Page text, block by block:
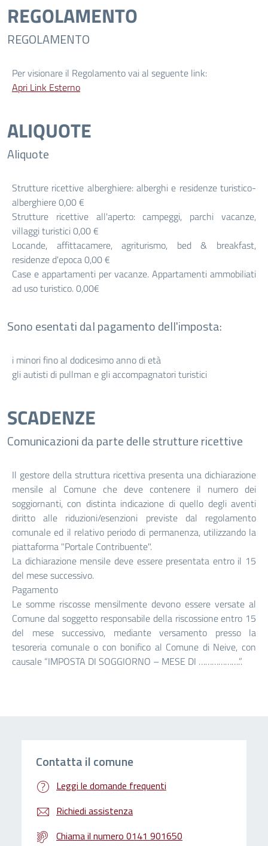
REGOLAMENTO
REGOLAMENTO
Per visionare il Regolamento vai al seguente link:
Apri Link Esterno
ALIQUOTE
Aliquote
Strutture ricettive alberghiere: alberghi e residenze turistico-
alberghiere 0,00 €
Strutture ricettive all'aperto: campeggi, parchi vacanze,
villaggi turistici 0,00 €
Locande, affittacamere, agriturismo, bed & breakfast,
residenze d'epoca 0,00 €
Case e appartamenti per vacanze. Appartamenti ammobiliati
ad uso turistico. 0,00€
Sono esentati dal pagamento dell'imposta:
i minori fino al dodicesimo anno di età
gli autisti di pullman e gli accompagnatori turistici
SCADENZE
Comunicazioni da parte delle strutture ricettive
Il gestore della struttura ricettiva presenta una dichiarazione
mensile al Comune che deve contenere il numero dei
soggiornanti, con distinta indicazione di quello degli aventi
diritto alle riduzioni/esenzioni previste dal regolamento
comunale ed il relativo periodo di permanenza, utilizzando la
piattaforma "Portale Contribuente".
La dichiarazione mensile deve essere presentata entro il 15
del mese successivo.
Pagamento
Le somme riscosse mensilmente devono essere versate al
Comune dal soggetto responsabile della riscossione entro 15
del mese successivo, mediante versamento presso la
tesoreria comunale o con bonifico al Comune di Neive, con
causale “IMPOSTA DI SOGGIORNO – MESE DI ……………….”.
Contatta il comune
Leggi le domande frequenti
Richiedi assistenza
Chiama il numero 0141 901650